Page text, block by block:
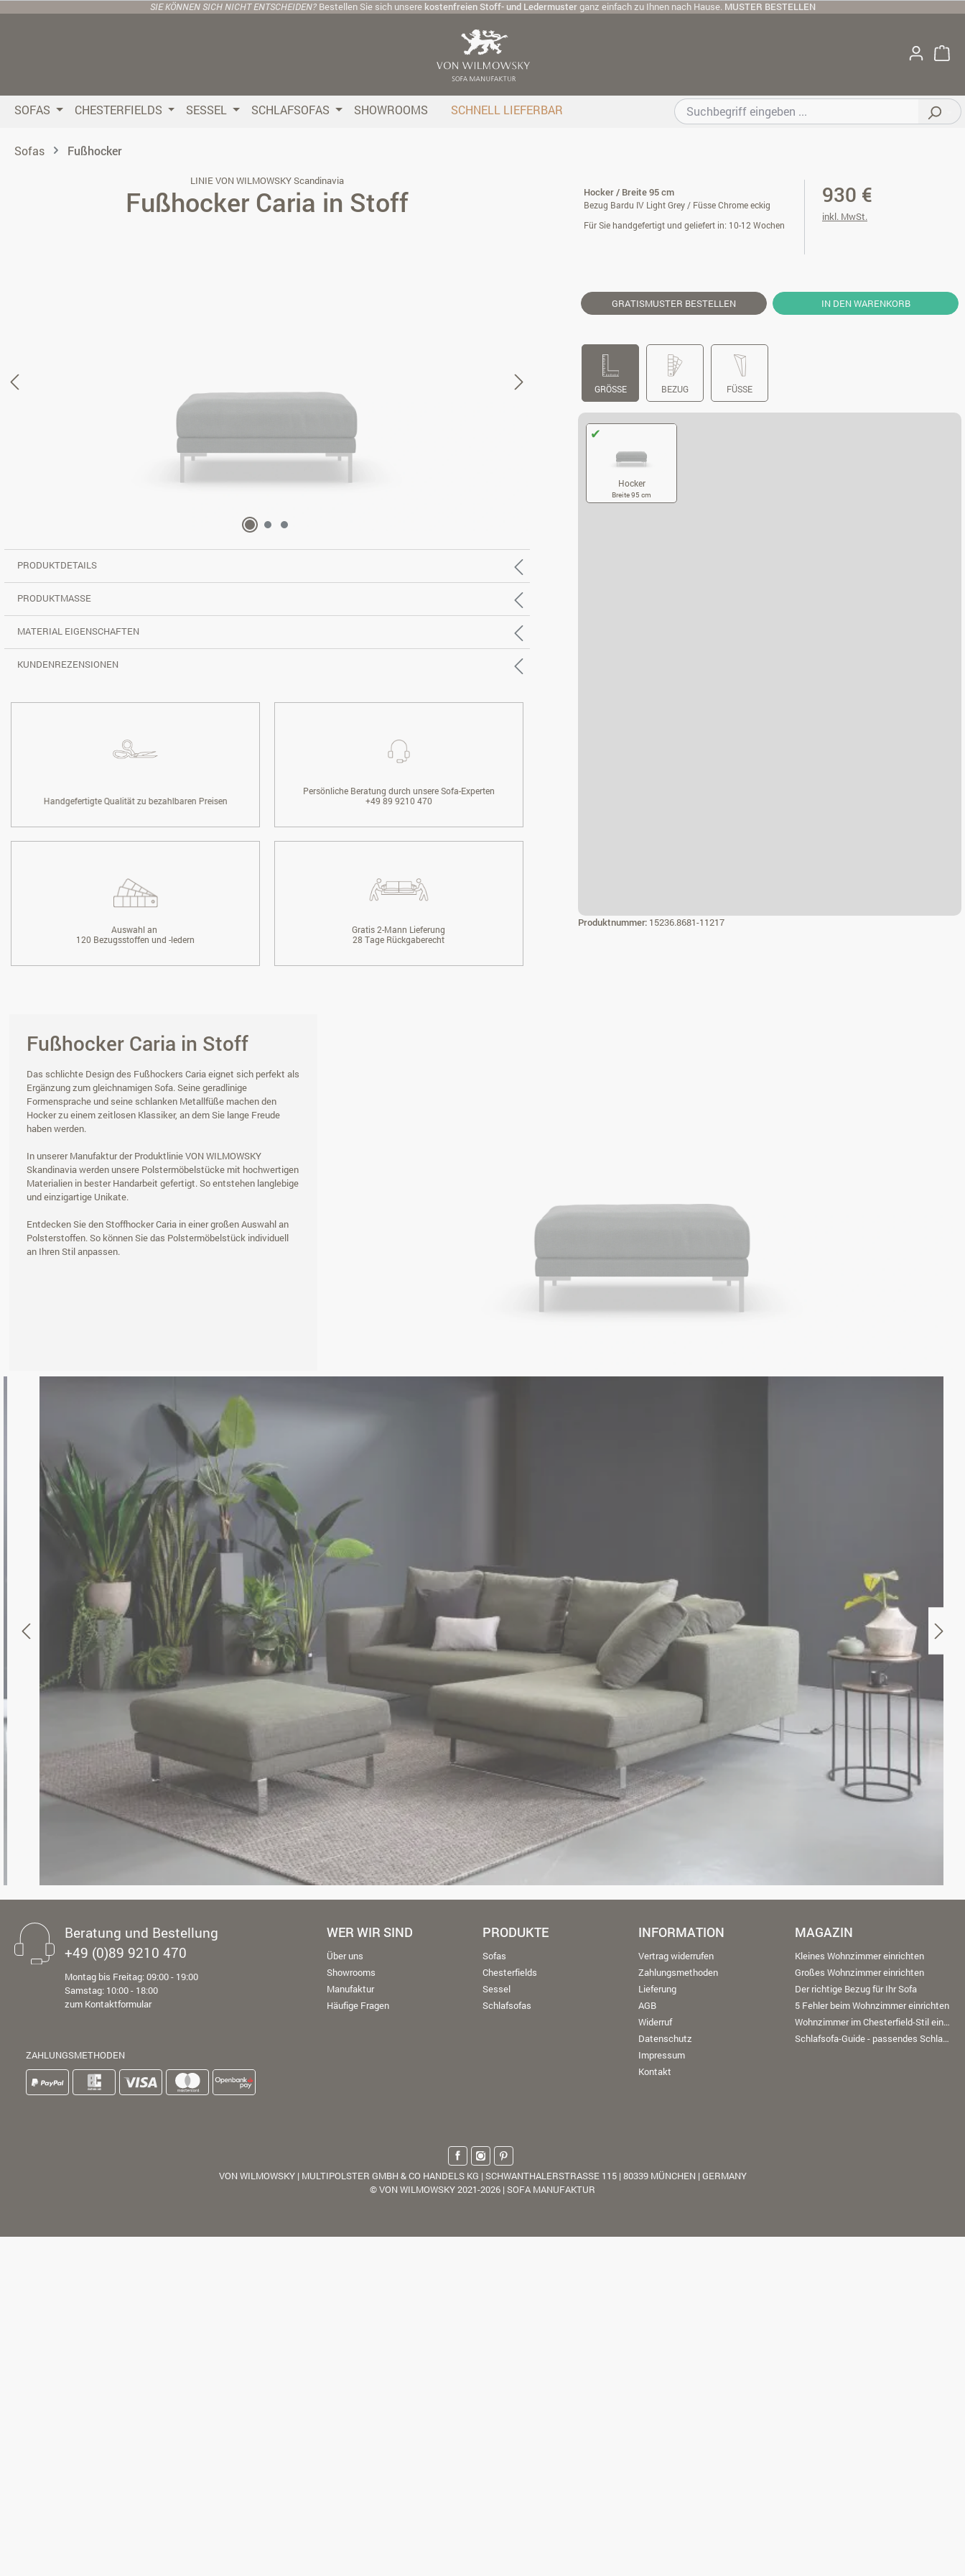
Hauptinhalt springen
Zur Suche springen
Zur Hauptnavigation springen
SIE KÖNNEN SICH NICHT ENTSCHEIDEN? Bestellen Sie sich unsere kostenfreien Stoff- und Ledermusterganz einfach zu Ihnen nach Hause. MUSTER BESTELLEN
SOFAS CHESTERFIELDS SESSEL SCHLAFSOFAS SHOWROOMS SCHNELL LIEFERBAR
Sofas Fußhocker
LINIE VON WILMOWSKY Scandinavia
Fußhocker Caria in Stoff Hocker / Breite 95 cm
Bezug Bardu IV Light Grey / Füsse Chrome eckig
Für Sie handgefertigt und geliefert in: 10-12 Wochen
930 €
inkl. MwSt.
GRATISMUSTER BESTELLEN IN DEN WARENKORB
GRÖSSE BEZUG FÜSSE
Hocker
Breite 95 cm
Produktnummer: 15236.8681-11217
PRODUKTDETAILS
PRODUKTMASSE
MATERIAL EIGENSCHAFTEN
KUNDENREZENSIONEN
Handgefertigte Qualität zu bezahlbaren Preisen
Persönliche Beratung durch unsere Sofa-Experten
+49 89 9210 470
Auswahl an
120 Bezugsstoffen und -ledern
Gratis 2-Mann Lieferung
28 Tage Rückgaberecht
Fußhocker Caria in Stoff
Das schlichte Design des Fußhockers Caria eignet sich perfekt als
Ergänzung zum gleichnamigen Sofa. Seine geradlinige
Formensprache und seine schlanken Metallfüße machen den
Hocker zu einem zeitlosen Klassiker, an dem Sie lange Freude
haben werden.
In unserer Manufaktur der Produktlinie VON WILMOWSKY
Skandinavia werden unsere Polstermöbelstücke mit hochwertigen
Materialien in bester Handarbeit gefertigt. So entstehen langlebige
und einzigartige Unikate.
Entdecken Sie den Stoffhocker Caria in einer großen Auswahl an
Polsterstoffen. So können Sie das Polstermöbelstück individuell
an Ihren Stil anpassen.
Beratung und Bestellung
+49 (0)89 9210 470
Montag bis Freitag: 09:00 - 19:00
Samstag: 10:00 - 18:00
zum Kontaktformular
ZAHLUNGSMETHODEN
WER WIR SIND
Über uns
Showrooms
Manufaktur
Häufige Fragen
PRODUKTE
Sofas
Chesterfields
Sessel
Schlafsofas
INFORMATION
Vertrag widerrufen
Zahlungsmethoden
Lieferung
AGB
Widerruf
Datenschutz
Impressum
Kontakt
MAGAZIN
Kleines Wohnzimmer einrichten
Großes Wohnzimmer einrichten
Der richtige Bezug für Ihr Sofa
5 Fehler beim Wohnzimmer einrichten
Wohnzimmer im Chesterfield-Stil einrichten
Schlafsofa-Guide - passendes Schlafsofa finden
VON WILMOWSKY | MULTIPOLSTER GMBH & CO HANDELS KG | SCHWANTHALERSTRASSE 115 | 80339 MÜNCHEN | GERMANY
© VON WILMOWSKY 2021-2026 | SOFA MANUFAKTUR